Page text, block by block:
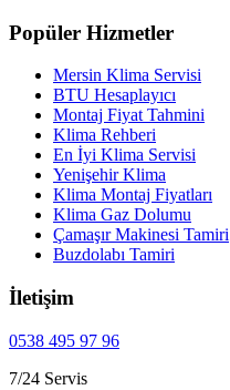
Popüler Hizmetler
Mersin Klima Servisi
BTU Hesaplayıcı
Montaj Fiyat Tahmini
Klima Rehberi
En İyi Klima Servisi
Yenişehir Klima
Klima Montaj Fiyatları
Klima Gaz Dolumu
Çamaşır Makinesi Tamiri
Buzdolabı Tamiri
İletişim
0538 495 97 96
7/24 Servis